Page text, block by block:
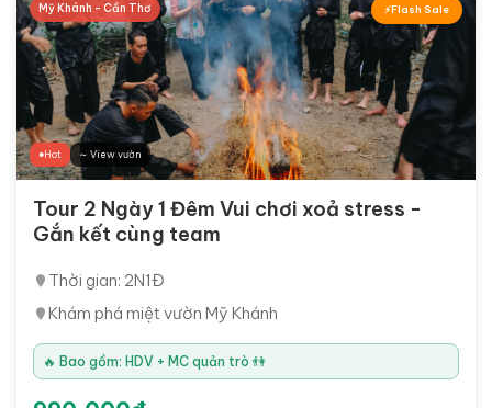
Flash Sale
Mỹ Khánh - Cần Thơ
Hot ∼ View vườn
Tour 2 Ngày 1 Đêm Vui chơi xoả stress -
Gắn kết cùng team
Thời gian: 2N1Đ
Khám phá miệt vườn Mỹ Khánh
🔥 Bao gồm: HDV + MC quản trò 👫